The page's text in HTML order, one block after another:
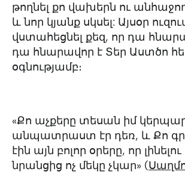
թողնել քո վախերն ու
և նոր կյանք սկսել: Այսօր
վստահեցնել քեզ, որ դա
դա հնարավոր է Տեր Աստծո
օգնությամբ։
«Քո աչքերը տեսան իմ
անպատրաստ էր դեռ, և Քո
էին այն բոլոր օրերը, որ
նրանցից ոչ մեկը չկար» (